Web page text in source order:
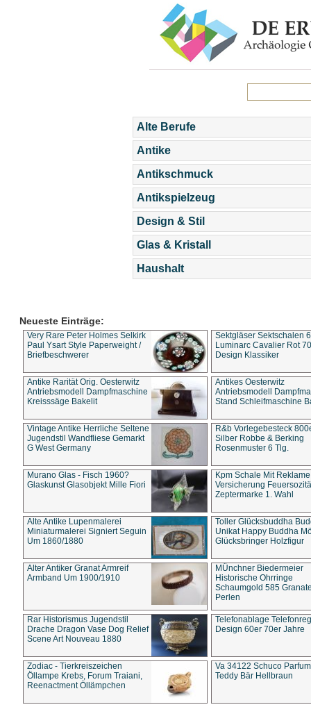
Alte Berufe
Antike
Antikschmuck
Antikspielzeug
Design & Stil
Glas & Kristall
Haushalt
Neueste Einträge:
Very Rare Peter Holmes Selkirk
Paul Ysart Style Paperweight /
Briefbeschwerer
Sektgläser Sektschalen
Luminarc Cavalier Rot
Design Klassiker
Antike Rarität Orig. Oesterwitz
Antriebsmodell Dampfmaschine
Kreisssäge Bakelit
Antikes Oesterwitz
Antriebsmodell
Stand Schleifmaschine
Vintage Antike Herrliche Seltene
Jugendstil Wandfliese Gemarkt
G West Germany
R&b Vorlegebesteck
Silber Robbe & Berking
Rosenmuster 6 Tlg.
Murano Glas - Fisch 1960?
Glaskunst Glasobjekt Mille Fiori
Kpm Schale Mit Reklame
Versicherung
Zeptermarke 1. Wahl
Alte Antike Lupenmalerei
Miniaturmalerei Signiert Seguin
Um 1860/1880
Toller Glücksbuddha
Unikat Happy Buddha
Glücksbringer Holzfigur
Alter Antiker Granat Armreif
Armband Um 1900/1910
MÜnchner Biedermeier
Historische Ohrringe
Schaumgold 585
Perlen
Rar Historismus Jugendstil
Drache Dragon Vase Dog Relief
Scene Art Nouveau 1880
Telefonablage
Design 60er 70er Jahre
Zodiac - Tierkreiszeichen
Öllampe Krebs, Forum Traiani,
Reenactment Öllämpchen
Va 34122 Schuco
Teddy Bär Hellbraun